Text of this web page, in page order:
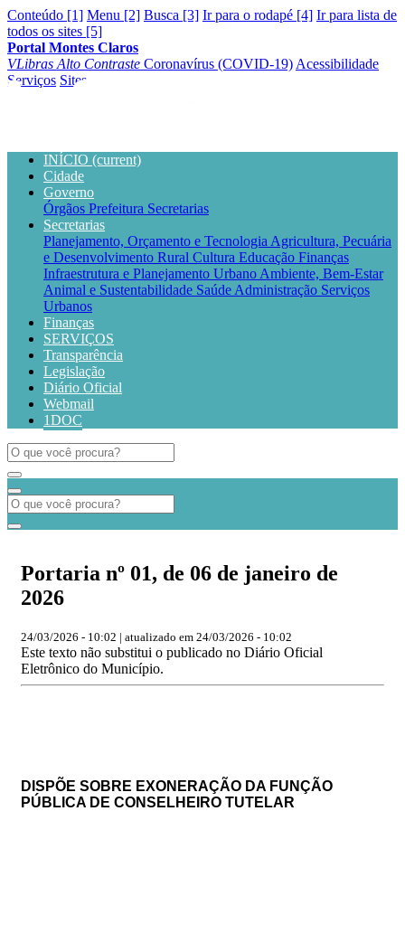
Conteúdo [1] Menu [2] Busca [3] Ir para o rodapé [4] Ir para lista de
todos os sites [5]
Portal Montes Claros
VLibras Alto Contraste Coronavírus (COVID-19) Acessibilidade
Serviços Sites
INÍCIO (current)
Cidade
Governo
Órgãos Prefeitura Secretarias
Secretarias
Planejamento, Orçamento e Tecnologia Agricultura, Pecuária
e Desenvolvimento Rural Cultura Educação Finanças
Infraestrutura e Planejamento Urbano Ambiente, Bem-Estar
Animal e Sustentabilidade Saúde Administração Serviços
Urbanos
Finanças
SERVIÇOS
Transparência
Legislação
Diário Oficial
Webmail
1DOC
Portaria nº 01, de 06 de janeiro de
2026
24/03/2026 - 10:02 | atualizado em 24/03/2026 - 10:02
Este texto não substitui o publicado no Diário Oficial
Eletrônico do Município.
DISPÕE SOBRE EXONERAÇÃO DA FUNÇÃO
PÚBLICA DE CONSELHEIRO TUTELAR